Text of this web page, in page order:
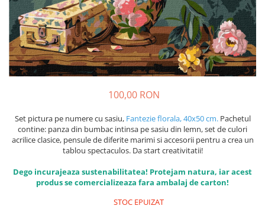
100,00 RON
Set pictura pe numere cu sasiu, Fantezie florala, 40x50 cm.Pachetul
contine: panza din bumbac intinsa pe sasiu din lemn, set de culori
acrilice clasice, pensule de diferite marimi si accesorii pentru a crea un
tablou spectaculos. Da start creativitatii!
Dego incurajeaza sustenabilitatea! Protejam natura, iar acest
produs se comercializeaza fara ambalaj de carton!
STOC EPUIZAT